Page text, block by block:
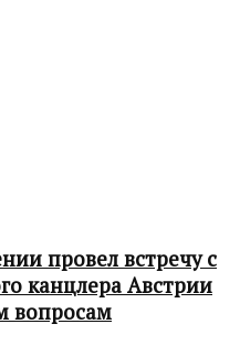
провел встречу с
канцлера Австрии
вопросам